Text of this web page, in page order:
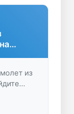
из
цены и